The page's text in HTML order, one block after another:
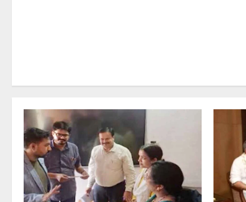
o
n